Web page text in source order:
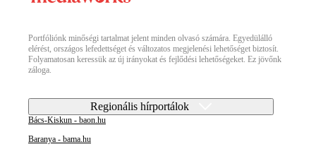
Portfóliónk minőségi tartalmat jelent minden olvasó számára. Egyedülálló
elérést, országos lefedettséget és változatos megjelenési lehetőséget biztosít.
Folyamatosan keressük az új irányokat és fejlődési lehetőségeket. Ez jövőnk
záloga.
Regionális hírportálok
Bács-Kiskun - baon.hu
Baranya - bama.hu